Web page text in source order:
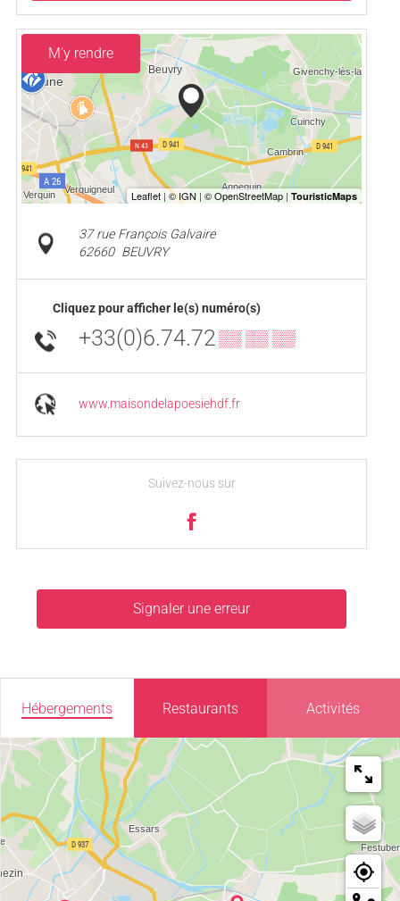
M'y rendre
37 rue François Galvaire
62660 BEUVRY
Cliquez pour afficher le(s) numéro(s)
+33(0)6.74.72▒▒ ▒▒ ▒▒
www.maisondelapoesiehdf.fr
Suivez-nous sur
Signaler une erreur
Hébergements Restaurants Activités